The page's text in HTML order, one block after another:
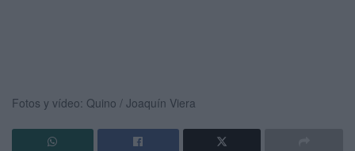
Fotos y vídeo: Quino / Joaquín Viera